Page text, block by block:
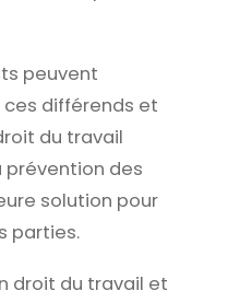
peuvent
différends et
du travail
prévention des
solution pour
parties.
droit du travail et